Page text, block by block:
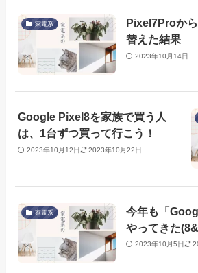
家電系
Pixel7Proか
替えた結果
2023年10月14日
Google Pixel8を家族で買う人
は、1台ずつ買って行こう！
2023年10月12日 2023年10月22日
家電系
今年も「
やってきた
2023年10月5日